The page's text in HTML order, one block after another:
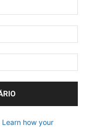
Learn how your